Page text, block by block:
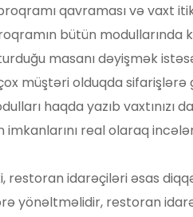
qavraması və vaxt
bütün modullarında
masanı dəyişmək
müştəri olduqda sifarişlərə
haqda yazıb
real olaraq
restoran idarəçiləri əsas
yönəltməlidir, restoran